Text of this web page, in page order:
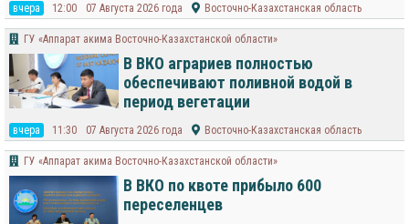
вчера 12:00 07 Августа 2026 года Восточно-Казахстанская область
ГУ «Аппарат акима Восточно-Казахстанской области»
В ВКО аграриев полностью
обеспечивают поливной водой в
период вегетации
вчера 11:30 07 Августа 2026 года Восточно-Казахстанская область
ГУ «Аппарат акима Восточно-Казахстанской области»
В ВКО по квоте прибыло 600
переселенцев